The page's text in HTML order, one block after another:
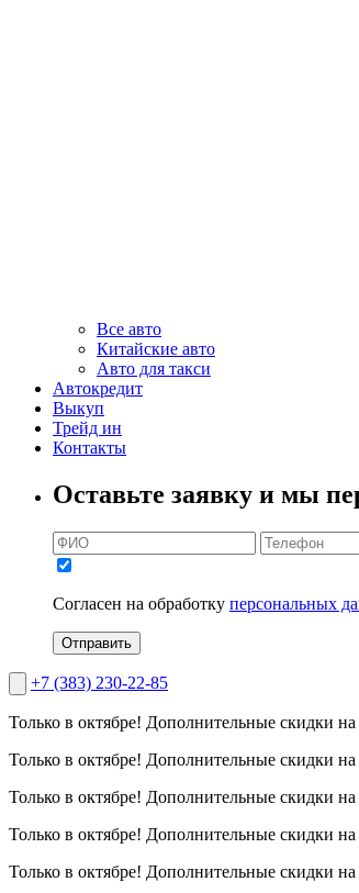
Все авто
Китайские авто
Авто для такси
Автокредит
Выкуп
Трейд ин
Контакты
Оставьте заявку и мы
Согласен на обработку персональных
Отправить
+7 (383) 230-22-85
Только в октябре! Дополнительные скидки
Только в октябре! Дополнительные скидки
Только в октябре! Дополнительные скидки
Только в октябре! Дополнительные скидки
Только в октябре! Дополнительные скидки